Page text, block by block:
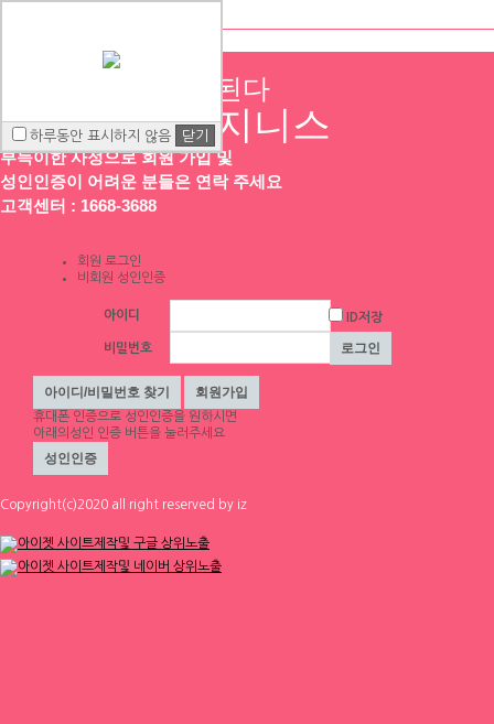
하루동안 표시하지 않음 닫기
제 2의 삶이 시작된다
언니들의 비지니스
부득이한 사정으로 회원 가입 및
성인인증이 어려운 분들은 연락 주세요
고객센터 : 1668-3688
회원 로그인
비회원 성인인증
아이디 ID저장
비밀번호
휴대폰 인증으로 성인인증을 원하시면
아래의성인 인증 버튼을 눌러주세요
Copyright(c)2020 all right reserved by iz